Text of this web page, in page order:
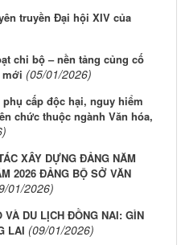
truyền Đại hội XIV của
chi bộ – nền tảng củng cố
mới (05/01/2026)
cấp độc hại, nguy hiểm
chức thuộc ngành Văn hóa,
XÂY DỰNG ĐẢNG NĂM
2026 ĐẢNG BỘ SỞ VĂN
01/2026)
VÀ DU LỊCH ĐỒNG NAI: GÌN
LAI (09/01/2026)